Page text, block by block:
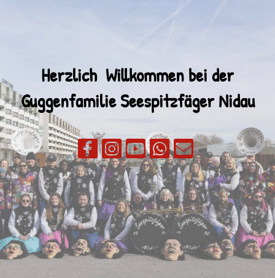
Herzlich Willkommen bei der
GuggenfamilieSeespitzfäger Nidau